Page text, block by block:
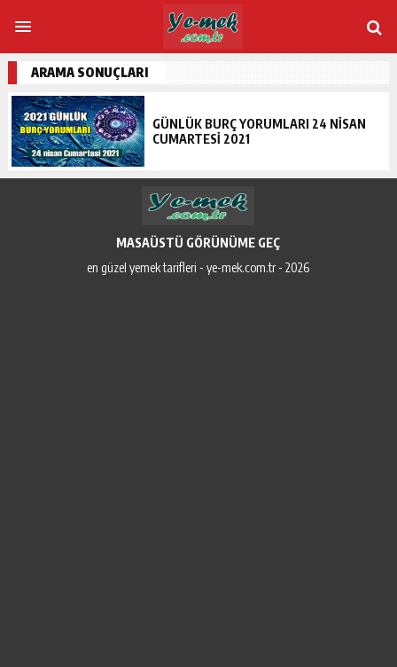
ARAMA SONUÇLARI
GÜNLÜK BURÇ YORUMLARI 24 NISAN
CUMARTESI 2021
MASAÜSTÜ GÖRÜNÜME GEÇ
en güzel yemek tarifleri - ye-mek.com.tr - 2026